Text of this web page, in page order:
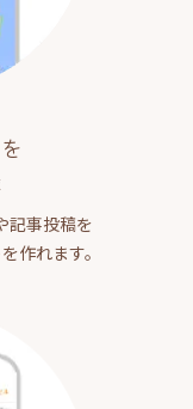
記事投稿を
作れます。